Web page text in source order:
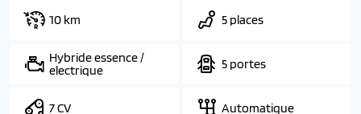
10 km 5 places
Hybride essence /
electrique
5 portes
7 CV Automatique